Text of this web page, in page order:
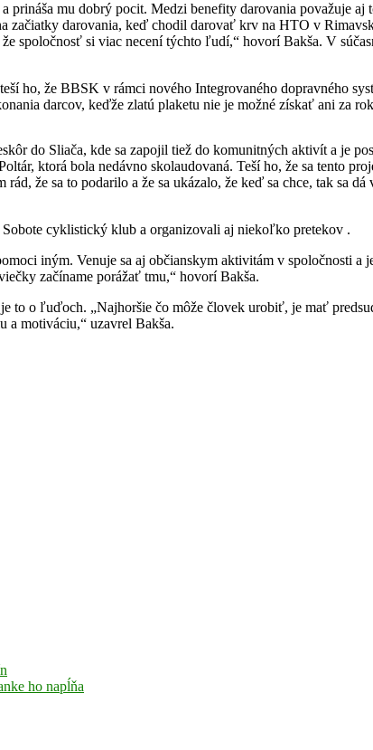
mu dobrý pocit. Medzi benefity darovania považuje aj
začiatky darovania, keď chodil darovať krv na HTO v
spoločnosť si viac necení týchto ľudí,“ hovorí Bakša. V
ho, že BBSK v rámci nového Integrovaného dopravného
darcov, keďže zlatú plaketu nie je možné získať ani za
do Sliača, kde sa zapojil tiež do komunitných aktivít a je
ktorá bola nedávno skolaudovaná. Teší ho, že sa tento
že sa to podarilo a že sa ukázalo, že keď sa chce, tak sa
cyklistický klub a organizovali aj niekoľko pretekov .
iným. Venuje sa aj občianskym aktivitám v spoločnosti
začíname porážať tmu,“ hovorí Bakša.
to o ľuďoch. „Najhoršie čo môže človek urobiť, je mať
a motiváciu,“ uzavrel Bakša.
ho napĺňa